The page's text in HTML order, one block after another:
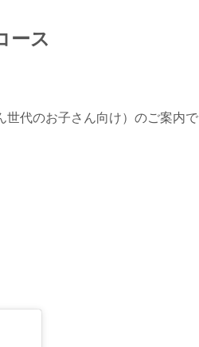
ース
世代のお子さん向け）のご案内で